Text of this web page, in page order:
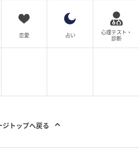
恋愛 占い
心理テスト・
診断
ジトップへ戻る